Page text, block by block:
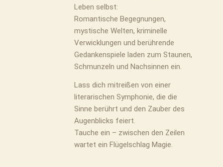
Leben selbst:
Romantische Begegnungen,
mystische Welten, kriminelle
Verwicklungen und berührende
Gedankenspiele laden zum Staunen,
Schmunzeln und Nachsinnen ein.
Lass dich mitreißen von einer
literarischen Symphonie, die die
Sinne berührt und den Zauber des
Augenblicks feiert.
Tauche ein – zwischen den Zeilen
wartet ein Flügelschlag Magie.